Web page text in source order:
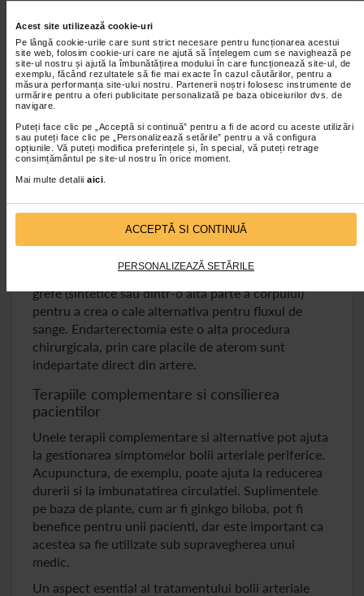
Acest site utilizează cookie-uri
Pe lângă cookie-urile care sunt strict necesare pentru funcționarea acestui
site web, folosim cookie-uri care ne ajută să înțelegem cum se navighează pe
site-ul nostru și ajută la îmbunătățirea modului în care funcționează site-ul, de
exemplu, făcând rezultatele să fie mai exacte în cazul căutărilor, pentru a
măsura performanța site-ului nostru. Partenerii noștri folosesc instrumente de
urmărire pentru a oferi publicitate personalizată pe baza obiceiurilor dvs. de
navigare.
Puteți face clic pe „Acceptă si continuă” pentru a fi de acord cu aceste utilizări
sau puteți face clic pe „Personalizează setările” pentru a vă configura
opțiunile. Vă puteți modifica preferințele și, în special, vă puteți retrage
consimțământul pe site-ul nostru în orice moment.
Mai multe detalii aici
ACCEPTĂ SI CONTINUĂ
PERSONALIZEAZĂ SETĂRILE
In cazurile mai severe, procedurile minim invazive
pot fi necesare pentru a restabili fluxul de sange
catre membrele afectate. Angioplastia este o
procedura in care un balon mic este introdus in
artera ingustata si apoi umflat pentru a deschide
artera. in unele cazuri, poate fi necesara implantarea
unui stent pentru a mentine artera deschisa.
Atherectomia este o alta procedura minim invaziva
folosita la pacientii cu boala arteriala periferica, prin
artere.
care nu raspund la alte tratamente, chirurgia poate fi
o optiune. Bypass-ul arterial implica utilizarea unei
grefe (sintetice sau dintr-o alta parte a corpului)
pentru a crea o cale alternativa pentru fluxul de
sange. Endarterectomia este o alta procedura
chirurgicala, prin care placile de aterom sunt
indepartate direct din artere.
Terapiile complementare si consilierea
pacientilor
Unele terapii complementare si alternative pot ajuta
la gestionarea simptomelor bolii arteriale periferice.
Acupunctura, de exemplu, poate ajuta la reducerea
durerii si la imbunatatirea circulatiei. Suplimentele
pe baza de plante, cum ar fi ginkgo biloba, pot fi
benefice pentru unii pacienti, dar este important ca
acestea sa fie utilizate sub supravegherea unui
medic.
Un aspect esential al tratamentului bolii arteriale